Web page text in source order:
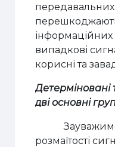
передавальних
інформаційних
випадкові
корисні та
Детерміновані
дві основні
Зауважимо,
розмаїтості